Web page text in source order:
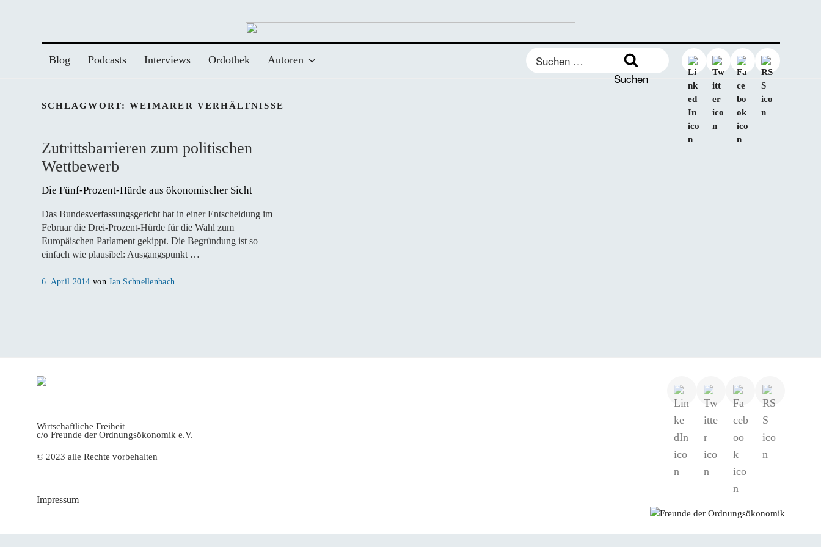
Blog Podcasts Interviews Ordothek Autoren
Suchen
nach:
Suchen
SCHLAGWORT: WEIMARER VERHÄLTNISSE
Zutrittsbarrieren zum politischen
Wettbewerb
Die Fünf-Prozent-Hürde aus ökonomischer Sicht
Das Bundesverfassungsgericht hat in einer Entscheidung im
Februar die Drei-Prozent-Hürde für die Wahl zum
Europäischen Parlament gekippt. Die Begründung ist so
einfach wie plausibel: Ausgangspunkt …
Veröffentlicht
6. April 2014 vonJan Schnellenbach
Wirtschaftliche Freiheit
c/o Freunde der Ordnungsökonomik e.V.
© 2023 alle Rechte vorbehalten
Impressum